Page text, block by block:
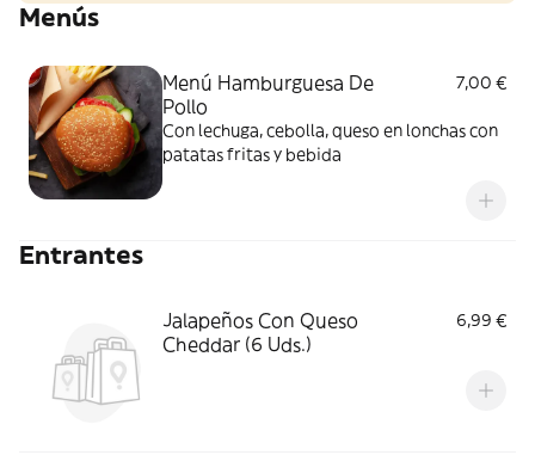
Menús
Menú Hamburguesa De
Pollo
7,00 €
Con lechuga, cebolla, queso en lonchas con
patatas fritas y bebida
Entrantes
Jalapeños Con Queso
Cheddar (6 Uds.)
6,99 €